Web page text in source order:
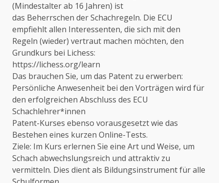
(Mindestalter ab 16 Jahren) ist
das Beherrschen der Schachregeln. Die ECU
empfiehlt allen Interessenten, die sich mit den
Regeln (wieder) vertraut machen möchten, den
Grundkurs bei Lichess:
https://lichess.org/learn
Das brauchen Sie, um das Patent zu erwerben:
Persönliche Anwesenheit bei den Vorträgen wird für
den erfolgreichen Abschluss des ECU
Schachlehrer*innen
Patent-Kurses ebenso vorausgesetzt wie das
Bestehen eines kurzen Online-Tests.
Ziele: Im Kurs erlernen Sie eine Art und Weise, um
Schach abwechslungsreich und attraktiv zu
vermitteln. Dies dient als Bildungsinstrument für alle